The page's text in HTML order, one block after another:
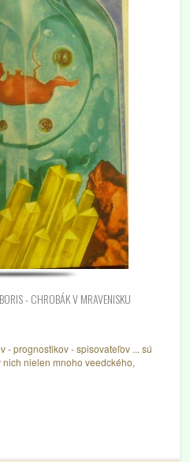
- CHROBÁK V MRAVENISKU
- prognostikov - spisovateľov ... sú
nielen mnoho veedckého,